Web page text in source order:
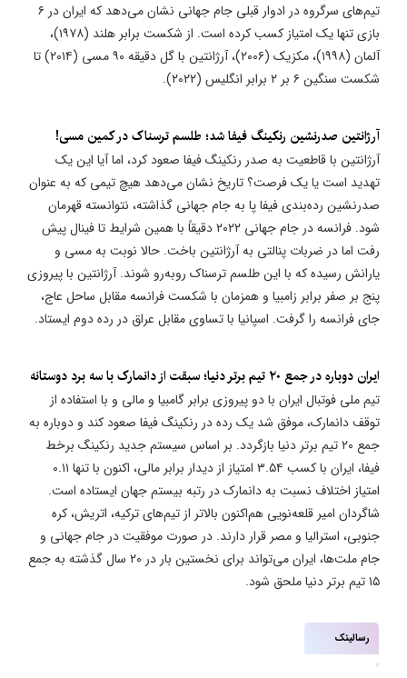
تیم‌های سرگروه در ادوار قبلی جام جهانی نشان می‌دهد که ایران در ۶
بازی تنها یک امتیاز کسب کرده است. از شکست برابر هلند (۱۹۷۸)،
آلمان (۱۹۹۸)، مکزیک (۲۰۰۶)، آرژانتین با گل دقیقه ۹۰ مسی (۲۰۱۴) تا
شکست سنگین ۶ بر ۲ برابر انگلیس (۲۰۲۲).
​آرژانتین صدرنشین رنکینگ فیفا شد؛ طلسم ترسناک در کمین مسی!
آرژانتین با قاطعیت به صدر رنکینگ فیفا صعود کرد، اما آیا این یک
تهدید است یا یک فرصت؟ تاریخ نشان می‌دهد هیچ تیمی که به عنوان
صدرنشین رده‌بندی فیفا پا به جام جهانی گذاشته، نتوانسته قهرمان
شود. فرانسه در جام جهانی ۲۰۲۲ دقیقاً با همین شرایط تا فینال پیش
رفت اما در ضربات پنالتی به آرژانتین باخت. حالا نوبت به مسی و
یارانش رسیده که با این طلسم ترسناک روبه‌رو شوند. آرژانتین با پیروزی
پنج بر صفر برابر زامبیا و همزمان با شکست فرانسه مقابل ساحل عاج،
جای فرانسه را گرفت. اسپانیا با تساوی مقابل عراق در رده دوم ایستاد.
ایران دوباره در جمع ۲۰ تیم برتر دنیا؛ سبقت از دانمارک با سه برد دوستانه
تیم ملی فوتبال ایران با دو پیروزی برابر گامبیا و مالی و با استفاده از
توقف دانمارک، موفق شد یک رده در رنکینگ فیفا صعود کند و دوباره به
جمع ۲۰ تیم برتر دنیا بازگردد. بر اساس سیستم جدید رنکینگ برخط
فیفا، ایران با کسب ۳.۵۴ امتیاز از دیدار برابر مالی، اکنون با تنها ۰.۱۱
امتیاز اختلاف نسبت به دانمارک در رتبه بیستم جهان ایستاده است.
شاگردان امیر قلعه‌نویی هم‌اکنون بالاتر از تیم‌های ترکیه، اتریش، کره
جنوبی، استرالیا و مصر قرار دارند. در صورت موفقیت در جام جهانی و
جام ملت‌ها، ایران می‌تواند برای نخستین بار در ۲۰ سال گذشته به جمع
۱۵ تیم برتر دنیا ملحق شود.
رسالینک